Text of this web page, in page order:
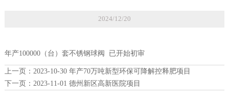
2024/12/20
年产100000（台）套不锈钢球阀 已开始初审
上一页：
2023-10-30 年产70万吨新型环保可降解控释肥项目
下一页：
2023-11-01 德州新区高新医院项目